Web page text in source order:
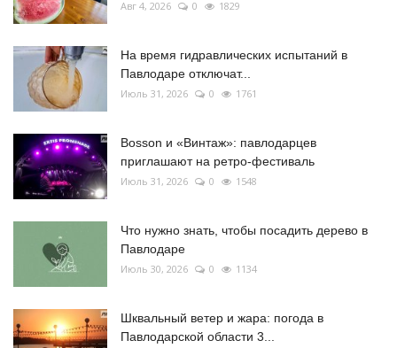
Авг 4, 2026 0 1829
На время гидравлических испытаний в
Павлодаре отключат...
Июль 31, 2026 0 1761
Bosson и «Винтаж»: павлодарцев
приглашают на ретро-фестиваль
Июль 31, 2026 0 1548
Что нужно знать, чтобы посадить дерево в
Павлодаре
Июль 30, 2026 0 1134
Шквальный ветер и жара: погода в
Павлодарской области 3...